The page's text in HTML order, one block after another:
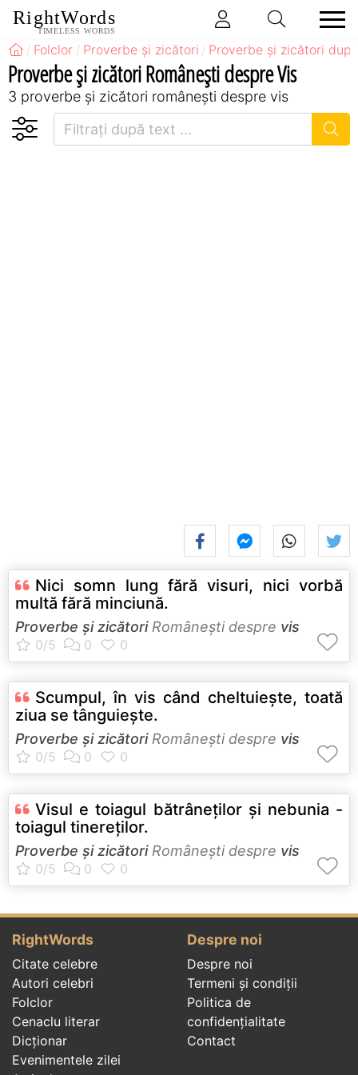
RightWords
TIMELESS WORDS
Folclor Proverbe și zicători Proverbe și zicători
Proverbe și zicători Româneşti despre Vis
3 proverbe și zicători româneşti despre vis
Nici somn lung fără visuri, nici vorbă
multă fără minciună.
Proverbe și zicătoriRomâneşti despre vis
Scumpul, în vis când cheltuieşte, toată
ziua se tânguieşte.
Proverbe și zicătoriRomâneşti despre vis
Visul e toiagul bătrâneţilor şi nebunia -
toiagul tinereţilor.
Proverbe și zicătoriRomâneşti despre vis
RightWords
Citate celebre
Autori celebri
Folclor
Cenaclu literar
Dicționar
Evenimentele zilei
Despre noi
Despre noi
Termeni și condiții
Politica de
confidenţialitate
Contact